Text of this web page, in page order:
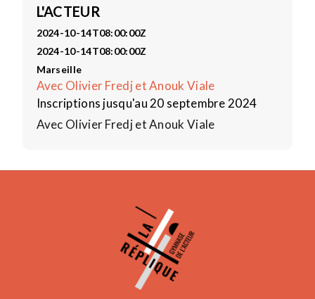
L'ACTEUR
2024-10-14T08:00:00Z
2024-10-14T08:00:00Z
Marseille
Avec Olivier Fredj et Anouk Viale
Inscriptions jusqu'au 20 septembre 2024
Avec Olivier Fredj et Anouk Viale